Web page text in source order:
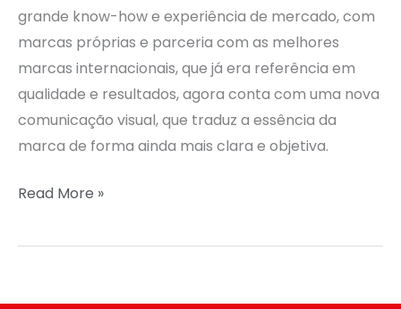
grande know-how e experiência de mercado, com
marcas próprias e parceria com as melhores
marcas internacionais, que já era referência em
qualidade e resultados, agora conta com uma nova
comunicação visual, que traduz a essência da
marca de forma ainda mais clara e objetiva.
Read More »